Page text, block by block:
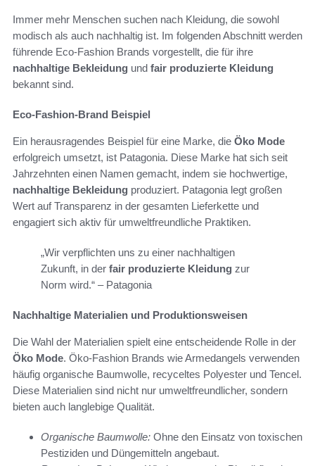
Immer mehr Menschen suchen nach Kleidung, die sowohl
modisch als auch nachhaltig ist. Im folgenden Abschnitt werden
führende Eco-Fashion Brands vorgestellt, die für ihre
nachhaltige Bekleidung und fair produzierte Kleidung
bekannt sind.
Eco-Fashion-Brand Beispiel
Ein herausragendes Beispiel für eine Marke, die Öko Mode
erfolgreich umsetzt, ist Patagonia. Diese Marke hat sich seit
Jahrzehnten einen Namen gemacht, indem sie hochwertige,
nachhaltige Bekleidung produziert. Patagonia legt großen
Wert auf Transparenz in der gesamten Lieferkette und
engagiert sich aktiv für umweltfreundliche Praktiken.
„Wir verpflichten uns zu einer nachhaltigen
Zukunft, in der fair produzierte Kleidung zur
Norm wird.“ – Patagonia
Nachhaltige Materialien und Produktionsweisen
Die Wahl der Materialien spielt eine entscheidende Rolle in der
Öko Mode. Öko-Fashion Brands wie Armedangels verwenden
häufig organische Baumwolle, recyceltes Polyester und Tencel.
Diese Materialien sind nicht nur umweltfreundlicher, sondern
bieten auch langlebige Qualität.
Organische Baumwolle: Ohne den Einsatz von toxischen
Pestiziden und Düngemitteln angebaut.